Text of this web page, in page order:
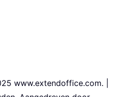
www.extendoffice.com. |